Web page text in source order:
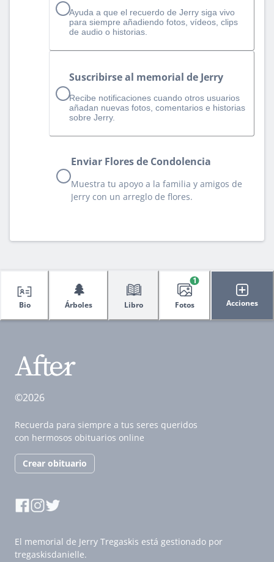
Ayuda a que el recuerdo de Jerry siga vivo
para siempre añadiendo fotos, vídeos, clips
de audio o historias.
Suscribirse al memorial de Jerry
Recibe notificaciones cuando otros usuarios
añadan nuevas fotos, comentarios e historias
sobre Jerry.
Enviar Flores de Condolencia
Muestra tu apoyo a la familia y amigos de
Jerry con un arreglo de flores.
Bio
🌲
Árboles Libro Fotos
1
Acciones
©2026
Recuerda para siempre a tus seres queridos
con hermosos obituarios online
Crear obituario
El memorial de Jerry Tregaskis está gestionado por
tregaskisdanielle.